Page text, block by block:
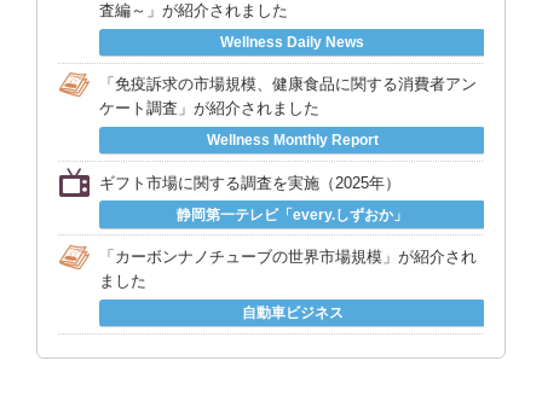
2026年版 住宅産業白書（設備機器編）
2026年版 住宅産業白書（建材編）
2026年版 AI・データ駆動型材料開発（MI）の市場と
技術動向
2026年版 小売業向け基幹システム市場の実態と展望
2026 フィールドワーク支援ソリューション市場の実
態と展望 ～人手不足／高齢化を背景に、現場向け安
全対策でのデジタル活用が急拡大～
2026年版 ペットビジネスマーケティング総覧
2026 美容医療の展望と戦略 ～消費者調査編～
26/06/25
ライフサイエンス マーケットレポート試読会
満員御礼のお知らせ
26/05/13
「AIでアイデアが出る！」 ビジネスアイデア
創出ツール 『AIDEL』 の提供開始 わずか30
分で、100の提案を生成 アイデアを“考える”時
間を節約、“選ぶ”時代に
26/05/08
ハラール認証サービス開始記念ウェビナー開催
のお知らせ
査編～」が紹介されました
Wellness Daily News
「免疫訴求の市場規模、健康食品に関する消費者アン
ケート調査」が紹介されました
Wellness Monthly Report
ギフト市場に関する調査を実施（2025年）
静岡第一テレビ「every.しずおか」
「カーボンナノチューブの世界市場規模」が紹介され
ました
自動車ビジネス